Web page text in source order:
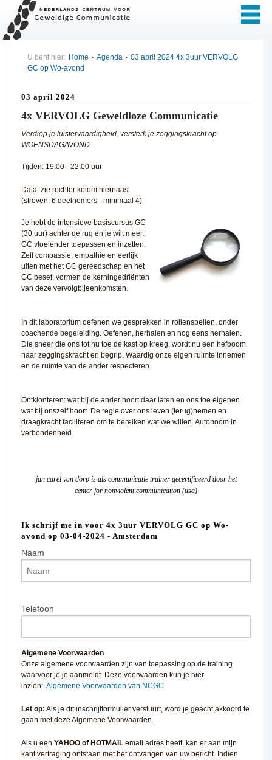
U bent hier: Home Agenda
03 april 2024 4x 3uur VERVOLG
GC op Wo-avond
03 april 2024
4x VERVOLG Geweldloze Communicatie
Verdiep je luistervaardigheid, versterk je zeggingskracht op
WOENSDAGAVOND
Tijden: 19.00 - 22.00 uur
Data: zie rechter kolom hiernaast
(streven: 6 deelnemers - minimaal 4)
Je hebt de intensieve basiscursus GC
(30 uur) achter de rug en je wilt meer.
GC vloeiender toepassen en inzetten.
Zelf compassie, empathie en eerlijk
uiten met het GC gereedschap én het
GC besef, vormen de kerningedriënten
van deze vervolgbijeenkomsten.
In dit laboratorium oefenen we gesprekken in rollenspellen, onder
coachende begeleiding. Oefenen, herhalen en nog eens herhalen.
Die sneer die ons tot nu toe de kast op kreeg, wordt nu een hefboom
naar zeggingskracht en begrip. Waardig onze eigen ruimte innemen
en de ruimte van de ander respecteren.
Ontklonteren: wat bij de ander hoort daar laten en ons toe eigenen
wat bij onszelf hoort. De regie over ons leven (terug)nemen en
draagkracht faciliteren om te bereiken wat we willen. Autonoom in
verbondenheid.
jan carel van dorp is als communicatie trainer gecertificeerd door het
center for nonviolent communication (usa)
Ik schrijf me in voor 4x 3uur VERVOLG GC op Wo-
avond op 03-04-2024 - Amsterdam
Naam
Telefoon
Algemene Voorwaarden
Onze algemene voorwaarden zijn van toepassing op de training
waarvoor je je aanmeldt. Deze voorwaarden kun je hier
inzien: Algemene Voorwaarden van NCGC
Let op: Als je dit inschrijfformulier verstuurt, word je geacht akkoord te
gaan met deze Algemene Voorwaarden.
Als u een YAHOO of HOTMAIL email adres heeft, kan er aan mijn
kant vertraging ontstaan met het ontvangen van uw bericht. Indien